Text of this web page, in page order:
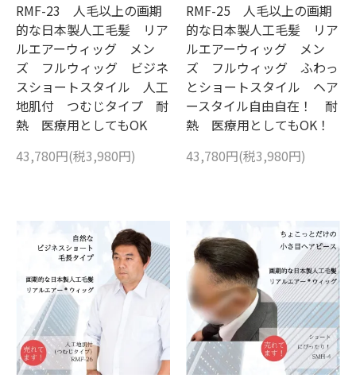
RMF-23 人毛以上の画期
的な日本製人工毛髪 リア
ルエアーウィッグ メン
ズ フルウィッグ ビジネ
スショートスタイル 人工
地肌付 つむじタイプ 耐
熱 医療用としてもOK
43,780円(税3,980円)
RMF-25 人毛以上の画期
的な日本製人工毛髪 リア
ルエアーウィッグ メン
ズ フルウィッグ ふわっ
とショートスタイル ヘア
ースタイル自由自在！ 耐
熱 医療用としてもOK！
43,780円(税3,980円)